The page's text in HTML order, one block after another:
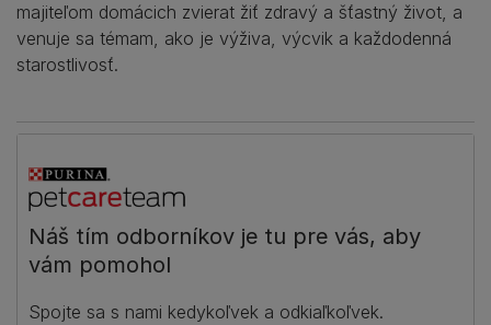
majiteľom domácich zvierat žiť zdravý a šťastný život, a
venuje sa témam, ako je výživa, výcvik a každodenná
starostlivosť.
Náš tím odborníkov je tu pre vás, aby
vám pomohol
Spojte sa s nami kedykoľvek a odkiaľkoľvek.